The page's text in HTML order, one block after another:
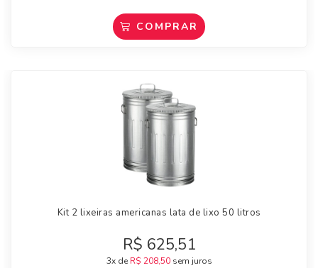
COMPRAR
Kit 2 lixeiras americanas lata de lixo 50 litros
R$ 625,51
3x de R$ 208,50sem juros